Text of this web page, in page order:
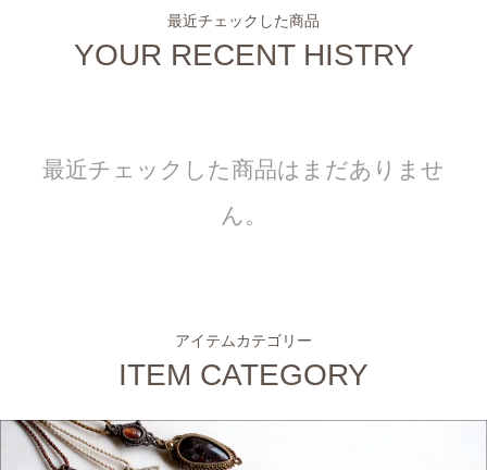
最近チェックした商品
YOUR RECENT HISTRY
最近チェックした商品はまだありませ
ん。
アイテムカテゴリー
ITEM CATEGORY